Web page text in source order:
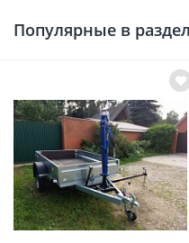
Популярные в